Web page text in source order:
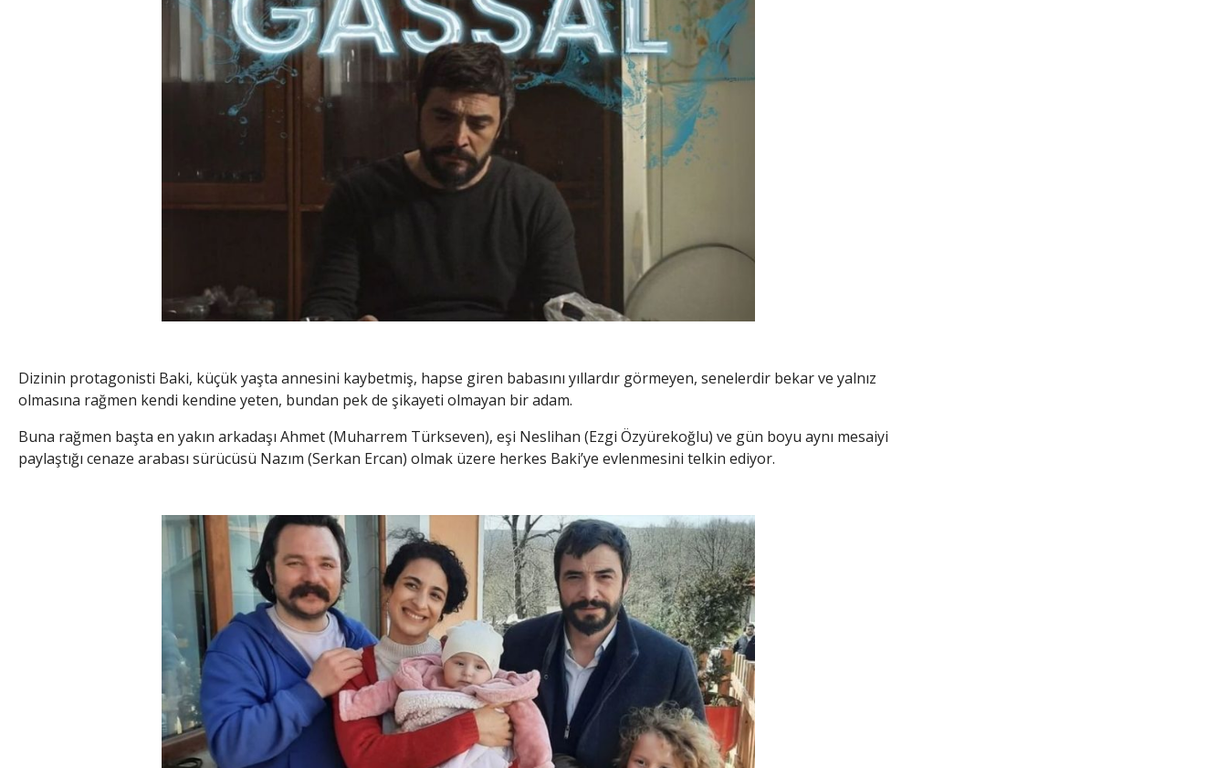
Dizinin protagonisti Baki, küçük yaşta annesini kaybetmiş, hapse giren babasını yıllardır görmeyen, senelerdir bekar ve yalnız
olmasına rağmen kendi kendine yeten, bundan pek de şikayeti olmayan bir adam.
Buna rağmen başta en yakın arkadaşı Ahmet (Muharrem Türkseven), eşi Neslihan (Ezgi Özyürekoğlu) ve gün boyu aynı mesaiyi
paylaştığı cenaze arabası sürücüsü Nazım (Serkan Ercan) olmak üzere herkes Baki’ye evlenmesini telkin ediyor.